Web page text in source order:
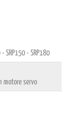
- SRP150 - SRP180
motore servo